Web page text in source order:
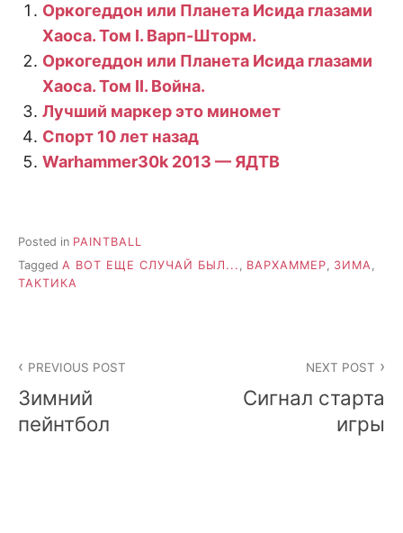
Оркогеддон или Планета Исида глазами
Хаоса. Том I. Варп-Шторм.
Оркогеддон или Планета Исида глазами
Хаоса. Том II. Война.
Лучший маркер это миномет
Спорт 10 лет назад
Warhammer30k 2013 — ЯДТВ
Posted in PAINTBALL
Tagged А ВОТ ЕЩЕ СЛУЧАЙ БЫЛ... , ВАРХАММЕР, ЗИМА,
ТАКТИКА
navigation
PREVIOUS POST
Зимний
пейнтбол
NEXT POST
Сигнал старта
игры